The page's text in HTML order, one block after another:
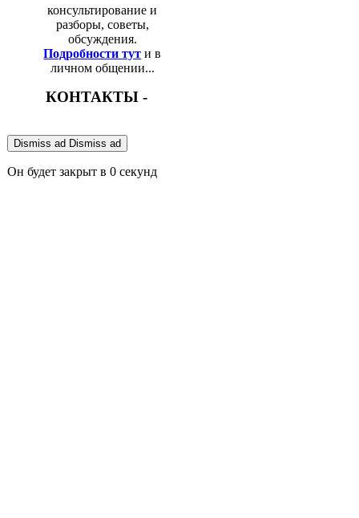
консультирование и
разборы, советы,
обсуждения.
Подробности тут и в
личном общении...
КОНТАКТЫ -
Dismiss ad Dismiss ad
Он будет закрыт в 0 секунд